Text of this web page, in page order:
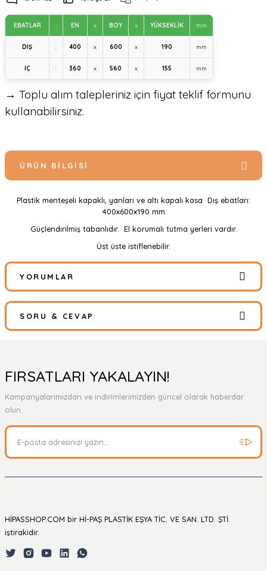
EBATLAR : EN x BOY x YÜKSEKLİK mm
DIŞ : 400 x 600 x 190 mm
İÇ : 360 x 560 x 155 mm
→ Toplu alım talepleriniz için fiyat teklif formunu
kullanabilirsiniz.
ÜRÜN BILGISI
Plastik menteşeli kapaklı, yanları ve altı kapalı kasa Dış ebatları:
400x600x190 mm
Güçlendirilmiş tabanlıdır. El korumalı tutma yerleri vardır.
Üst üste istiflenebilir.
YORUMLAR
Bu ürüne ilk yorumu siz yapın!
SORU & CEVAP
Ürün hakkında henüz soru sorulmamış.
FIRSATLARI YAKALAYIN!
Kampanyalarımızdan ve indirimlerimizden güncel olarak haberdar
olun.
HİPASSHOP.COM bir Hİ-PAŞ PLASTİK EŞYA TİC. VE SAN. LTD. ŞTİ.
iştirakidir.